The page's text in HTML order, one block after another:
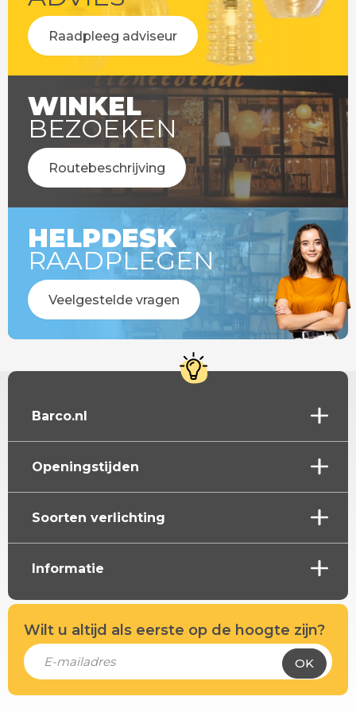
Raadpleeg adviseur
WINKEL
BEZOEKEN
Routebeschrijving
HELPDESK
RAADPLEGEN
Veelgestelde vragen
Barco.nl
Openingstijden
Soorten verlichting
Informatie
Wilt u altijd als eerste op de hoogte zijn?
OK